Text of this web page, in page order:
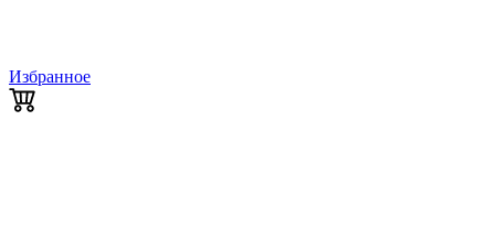
Избранное